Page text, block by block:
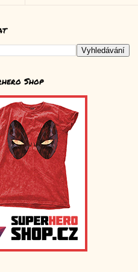
Shop